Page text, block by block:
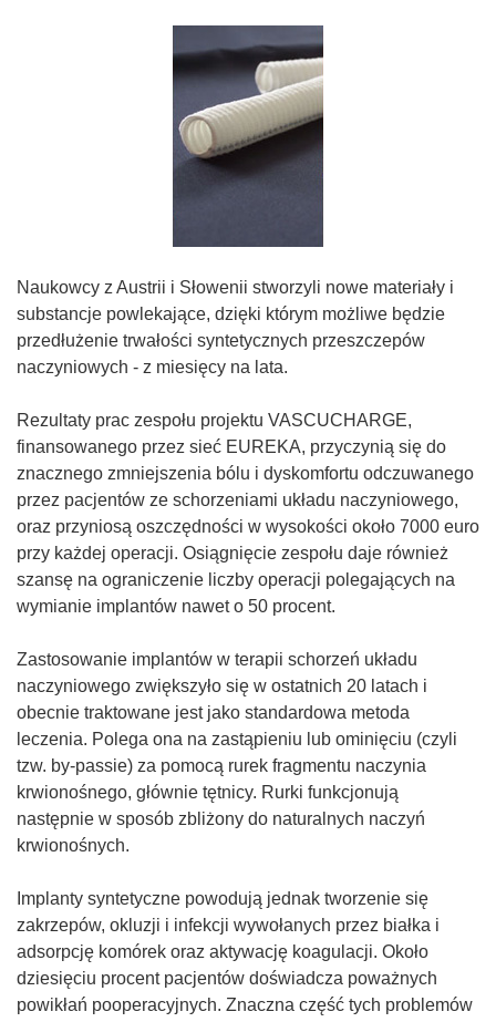
Naukowcy z Austrii i Słowenii stworzyli nowe materiały i
substancje powlekające, dzięki którym możliwe będzie
przedłużenie trwałości syntetycznych przeszczepów
naczyniowych - z miesięcy na lata.
Rezultaty prac zespołu projektu VASCUCHARGE,
finansowanego przez sieć EUREKA, przyczynią się do
znacznego zmniejszenia bólu i dyskomfortu odczuwanego
przez pacjentów ze schorzeniami układu naczyniowego,
oraz przyniosą oszczędności w wysokości około 7000 euro
przy każdej operacji. Osiągnięcie zespołu daje również
szansę na ograniczenie liczby operacji polegających na
wymianie implantów nawet o 50 procent.
Zastosowanie implantów w terapii schorzeń układu
naczyniowego zwiększyło się w ostatnich 20 latach i
obecnie traktowane jest jako standardowa metoda
leczenia. Polega ona na zastąpieniu lub ominięciu (czyli
tzw. by-passie) za pomocą rurek fragmentu naczynia
krwionośnego, głównie tętnicy. Rurki funkcjonują
następnie w sposób zbliżony do naturalnych naczyń
krwionośnych.
Implanty syntetyczne powodują jednak tworzenie się
zakrzepów, okluzji i infekcji wywołanych przez białka i
adsorpcję komórek oraz aktywację koagulacji. Około
dziesięciu procent pacjentów doświadcza poważnych
powikłań pooperacyjnych. Znaczna część tych problemów